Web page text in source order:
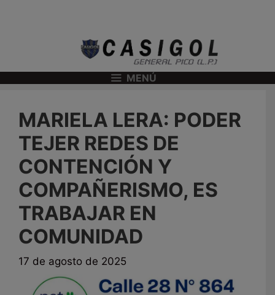
MENÚ
MARIELA LERA: PODER
TEJER REDES DE
CONTENCIÓN Y
COMPAÑERISMO, ES
TRABAJAR EN
COMUNIDAD
17 de agosto de 2025